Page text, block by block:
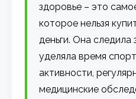
здоровье – это
которое нельзя
деньги. Она следила
уделяла время
активности,
медицинские